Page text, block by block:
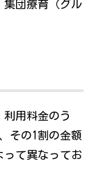
集団療育（グル
用料金のう
その1割の金額
って異なってお